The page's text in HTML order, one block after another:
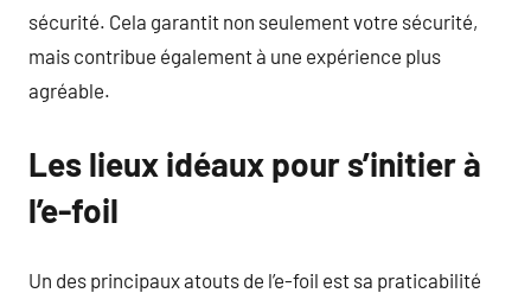
sécurité. Cela garantit non seulement votre sécurité,
mais contribue également à une expérience plus
agréable.
Les lieux idéaux pour s’initier à
l’e-foil
Un des principaux atouts de l’e-foil est sa praticabilité